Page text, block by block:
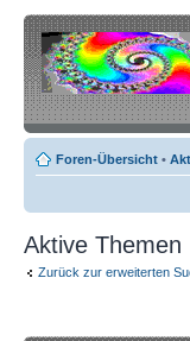
Foren-Übersicht •
Aktive Themen
Zurück zur erweiterten